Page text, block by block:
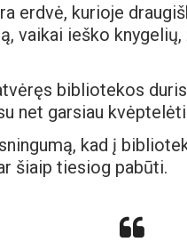
erdvė, kurioje
vaikai ieško
bibliotekos
net garsiau
kad į
šiaip tiesiog pabūti.